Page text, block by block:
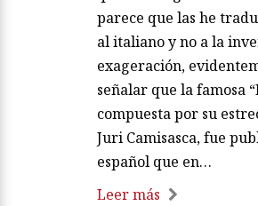
parece que las he
al italiano y no a la
exageración,
señalar que la famosa
compuesta por su
Juri Camisasca, fue
español que en…
Leer más